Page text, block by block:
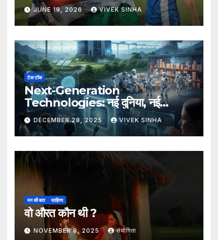
JUNE 19, 2026 VIVEK SINHA
टेक टॉक
Next-Generation
Technologies: नई दुनिया, नई
संभावनाएँ, नया भविष्य
DECEMBER 28, 2025 VIVEK SINHA
मन की बात साहित्य
वो औरत कौन थी ?
NOVEMBER 8, 2025 संयोगिता